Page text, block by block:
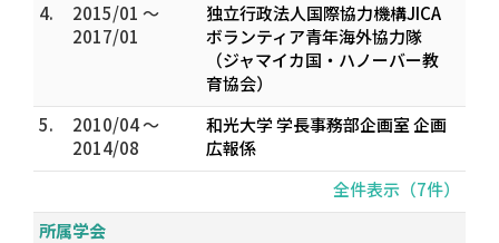
4.
2015/01 ～
2017/01
独立行政法人国際協力機構JICA
ボランティア青年海外協力隊
（ジャマイカ国・ハノーバー教
育協会）
5.
2010/04 ～
2014/08
和光大学 学長事務部企画室 企画
広報係
全件表示（7件）
所属学会